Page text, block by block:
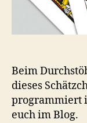
Beim
dieses
programmiert
euch im Blog.